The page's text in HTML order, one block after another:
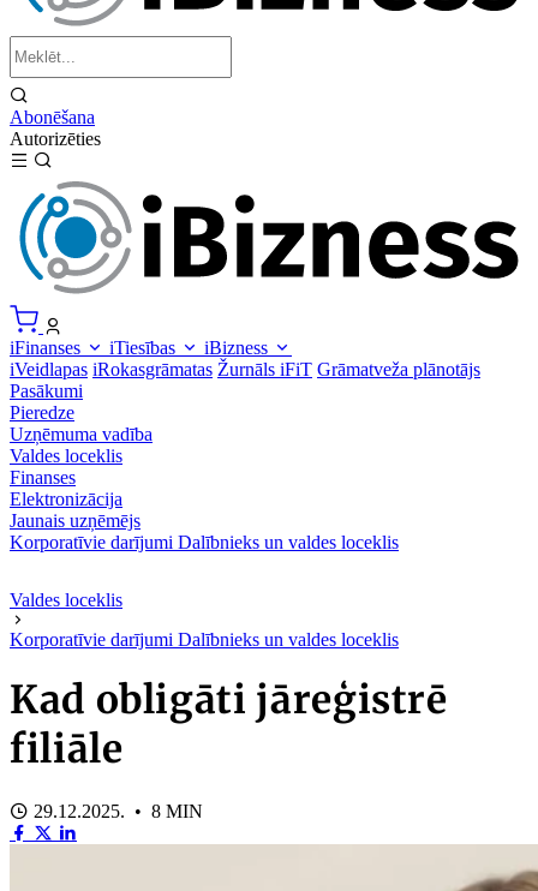
Abonēšana
Autorizēties
iFinanses iTiesības
iBizness
iVeidlapas iRokasgrāmatas Žurnāls iFiT Grāmatveža plānotājs
Pasākumi
Pieredze
Uzņēmuma vadība
Valdes loceklis
Finanses
Elektronizācija
Jaunais uzņēmējs
Korporatīvie darījumi Dalībnieks un valdes loceklis
Valdes loceklis
Korporatīvie darījumi Dalībnieks un valdes loceklis
Kad obligāti jāreģistrē
filiāle
29.12.2025. • 8 MIN